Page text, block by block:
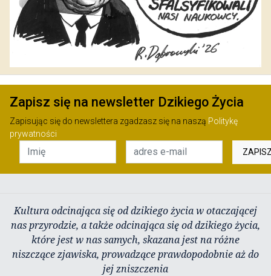
Zapisz się na newsletter Dzikiego Życia
Zapisując się do newslettera zgadzasz się na naszą Politykę
prywatności
Kultura odcinająca się od dzikiego życia w otaczającej
nas przyrodzie, a także odcinająca się od dzikiego życia,
które jest w nas samych, skazana jest na różne
niszczące zjawiska, prowadzące prawdopodobnie aż do
jej zniszczenia